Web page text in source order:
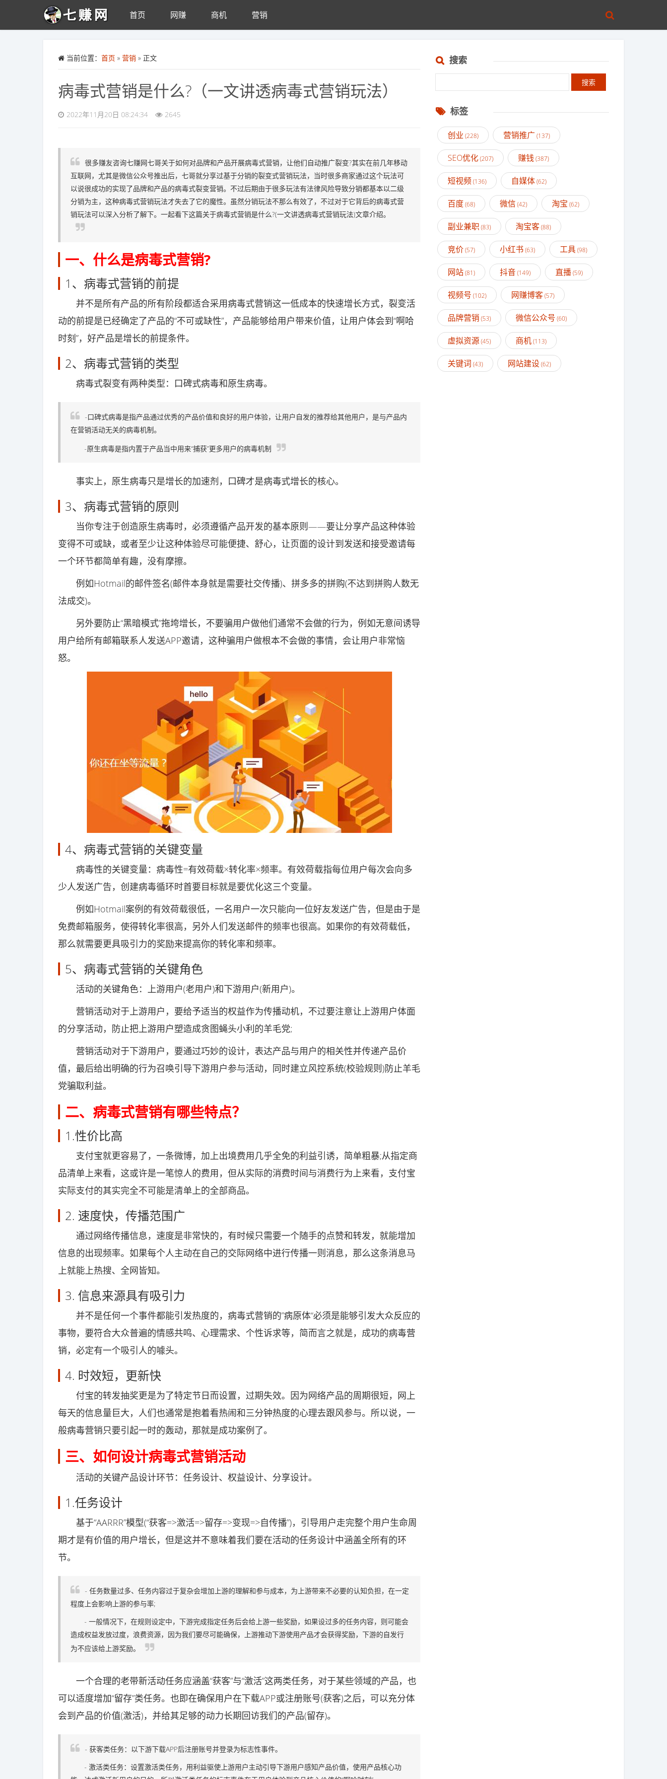
首页 网赚 商机 营销
当前位置： 首页 » 营销 » 正文
病毒式营销是什么?（一文讲透病毒式营销玩法）
2022年11月20日 08:24:34 2645
很多赚友咨询七赚网七哥关于如何对品牌和产品开展病毒式营销，让他们自动推广裂变?其实在前几年移动
互联网，尤其是微信公众号推出后，七哥就分享过基于分销的裂变式营销玩法，当时很多商家通过这个玩法可
以说很成功的实现了品牌和产品的病毒式裂变营销。不过后期由于很多玩法有法律风险导致分销都基本以二级
分销为主，这种病毒式营销玩法才失去了它的魔性。虽然分销玩法不那么有效了，不过对于它背后的病毒式营
销玩法可以深入分析了解下。一起看下这篇关于病毒式营销是什么?(一文讲透病毒式营销玩法)文章介绍。
一、什么是病毒式营销?
1、病毒式营销的前提
并不是所有产品的所有阶段都适合采用病毒式营销这一低成本的快速增长方式，裂变活
动的前提是已经确定了产品的“不可或缺性”，产品能够给用户带来价值，让用户体会到“啊哈
时刻”，好产品是增长的前提条件。
2、病毒式营销的类型
病毒式裂变有两种类型：口碑式病毒和原生病毒。
-口碑式病毒是指产品通过优秀的产品价值和良好的用户体验，让用户自发的推荐给其他用户，是与产品内
在营销活动无关的病毒机制。
-原生病毒是指内置于产品当中用来“捕获”更多用户的病毒机制
事实上，原生病毒只是增长的加速剂，口碑才是病毒式增长的核心。
3、病毒式营销的原则
当你专注于创造原生病毒时，必须遵循产品开发的基本原则——要让分享产品这种体验
变得不可或缺，或者至少让这种体验尽可能便捷、舒心，让页面的设计到发送和接受邀请每
一个环节都简单有趣，没有摩擦。
例如Hotmail的邮件签名(邮件本身就是需要社交传播)、拼多多的拼购(不达到拼购人数无
法成交)。
另外要防止“黑暗模式”拖垮增长，不要骗用户做他们通常不会做的行为，例如无意间诱导
用户给所有邮箱联系人发送APP邀请，这种骗用户做根本不会做的事情，会让用户非常恼
怒。
4、病毒式营销的关键变量
病毒性的关键变量：病毒性=有效荷载×转化率×频率。有效荷载指每位用户每次会向多
少人发送广告，创建病毒循环时首要目标就是要优化这三个变量。
例如Hotmail案例的有效荷载很低，一名用户一次只能向一位好友发送广告，但是由于是
免费邮箱服务，使得转化率很高，另外人们发送邮件的频率也很高。如果你的有效荷载低，
那么就需要更具吸引力的奖励来提高你的转化率和频率。
5、病毒式营销的关键角色
活动的关键角色：上游用户(老用户)和下游用户(新用户)。
营销活动对于上游用户，要给予适当的权益作为传播动机，不过要注意让上游用户体面
的分享活动，防止把上游用户塑造成贪图蝇头小利的羊毛党;
营销活动对于下游用户，要通过巧妙的设计，表达产品与用户的相关性并传递产品价
值，最后给出明确的行为召唤引导下游用户参与活动，同时建立风控系统(校验规则)防止羊毛
党骗取利益。
二、病毒式营销有哪些特点？
1.性价比高
支付宝就更容易了，一条微博，加上出境费用几乎全免的利益引诱，简单粗暴;从指定商
品清单上来看，这或许是一笔惊人的费用，但从实际的消费时间与消费行为上来看，支付宝
实际支付的其实完全不可能是清单上的全部商品。
2. 速度快，传播范围广
通过网络传播信息，速度是非常快的，有时候只需要一个随手的点赞和转发，就能增加
信息的出现频率。如果每个人主动在自己的交际网络中进行传播一则消息，那么这条消息马
上就能上热搜、全网皆知。
3. 信息来源具有吸引力
并不是任何一个事件都能引发热度的，病毒式营销的”病原体“必须是能够引发大众反应的
事物，要符合大众普遍的情感共鸣、心理需求、个性诉求等，简而言之就是，成功的病毒营
销，必定有一个吸引人的噱头。
4. 时效短，更新快
付宝的转发抽奖更是为了特定节日而设置，过期失效。因为网络产品的周期很短，网上
每天的信息量巨大，人们也通常是抱着看热闹和三分钟热度的心理去跟风参与。所以说，一
般病毒营销只要引起一时的轰动，那就是成功案例了。
三、如何设计病毒式营销活动
活动的关键产品设计环节：任务设计、权益设计、分享设计。
1.任务设计
基于“AARRR”模型(“获客=>激活=>留存=>变现=>自传播”)，引导用户走完整个用户生命周
期才是有价值的用户增长，但是这并不意味着我们要在活动的任务设计中涵盖全所有的环
节。
- 任务数量过多、任务内容过于复杂会增加上游的理解和参与成本，为上游带来不必要的认知负担，在一定
程度上会影响上游的参与率;
- 一般情况下，在规则设定中，下游完成指定任务后会给上游一些奖励，如果设过多的任务内容，则可能会
造成权益发放过度，浪费资源，因为我们要尽可能确保，上游推动下游使用产品才会获得奖励，下游的自发行
为不应该给上游奖励。
一个合理的老带新活动任务应涵盖“获客”与“激活”这两类任务，对于某些领域的产品，也
可以适度增加“留存”类任务。也即在确保用户在下载APP或注册账号(获客)之后，可以充分体
会到产品的价值(激活)，并给其足够的动力长期回访我们的产品(留存)。
- 获客类任务：以下游下载APP后注册账号并登录为标志性事件。
- 激活类任务：设置激活类任务，用利益驱使上游用户主动引导下游用户感知产品价值，使用产品核心功
搜索
标签
创业 (228) 营销推广 (137)
SEO优化(207) 赚钱(387)
短视频(136) 自媒体(62)
百度(68) 微信(42) 淘宝 (62)
副业兼职 (83) 淘宝客(88)
竞价(57) 小红书 (63) 工具(98)
网站(81) 抖音(149) 直播(59)
视频号 (102) 网赚博客(57)
品牌营销 (53) 微信公众号 (60)
虚拟资源(45) 商机(113)
关键词 (43) 网站建设(62)